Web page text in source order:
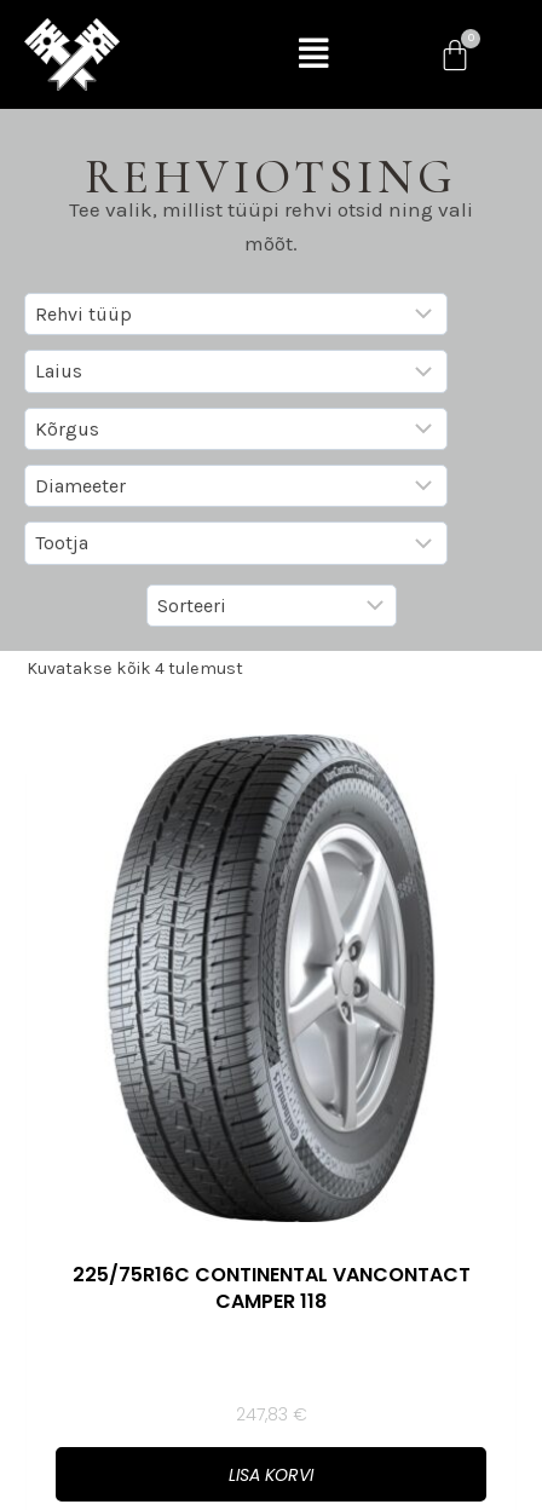
REHVIOTSING
Tee valik, millist tüüpi rehvi otsid ning vali
mõõt.
Kuvatakse kõik 4 tulemust
225/75R16C CONTINENTAL VANCONTACT
CAMPER 118
247,83 €
LISA KORVI